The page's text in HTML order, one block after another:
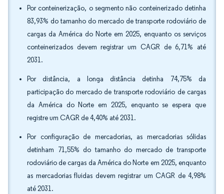
Por conteinerização, o segmento não conteinerizado detinha
83,93% do tamanho do mercado de transporte rodoviário de
cargas da América do Norte em 2025, enquanto os serviços
conteinerizados devem registrar um CAGR de 6,71% até
2031.
Por distância, a longa distância detinha 74,75% da
participação do mercado de transporte rodoviário de cargas
da América do Norte em 2025, enquanto se espera que
registre um CAGR de 4,40% até 2031.
Por configuração de mercadorias, as mercadorias sólidas
detinham 71,55% do tamanho do mercado de transporte
rodoviário de cargas da América do Norte em 2025, enquanto
as mercadorias fluidas devem registrar um CAGR de 4,98%
até 2031.